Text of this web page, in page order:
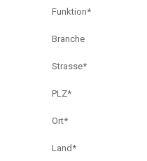
Funktion*
Branche
Strasse*
PLZ*
Ort*
Land*